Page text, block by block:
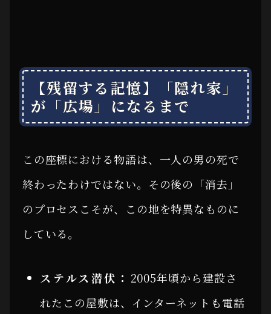
【残留する記憶】「隠れ家」
が「広場」になるまで
この座標における物語は、一人の男の死で
終わったわけではない。その後の「消去」
のプロセスこそが、この地を特異なものに
している。
ステルス潜伏： 2005年頃から建設さ
れたこの屋敷は、インターネットも電話